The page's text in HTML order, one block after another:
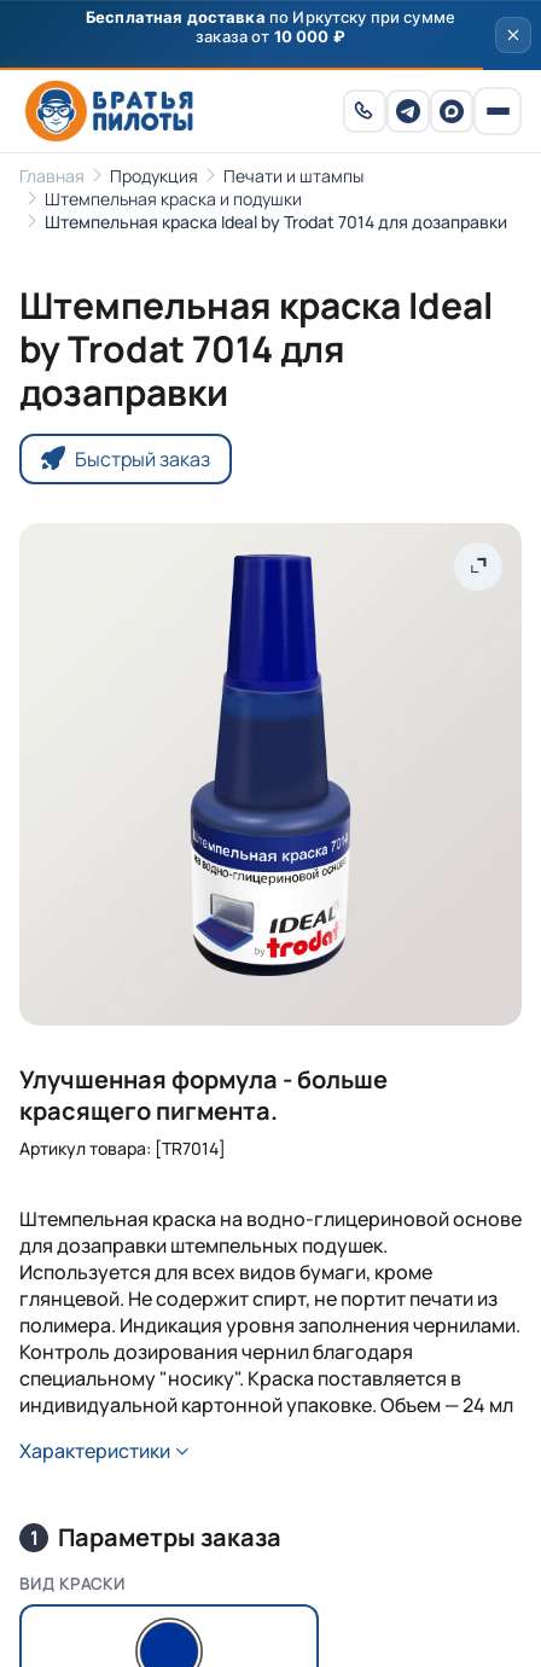
Бесплатная доставка по Иркутску при сумме
заказа от 10 000 ₽
Главная Продукция
Печати и штампы
Штемпельная краска и подушки
Штемпельная краска Ideal by Trodat 7014 для дозаправки
Штемпельная краска Ideal
by Trodat 7014 для
дозаправки
Быстрый заказ
Улучшенная формула - больше
красящего пигмента.
Артикул товара: [TR7014]
Штемпельная краска на водно-глицериновой основе
для дозаправки штемпельных подушек.
Используется для всех видов бумаги, кроме
глянцевой. Не содержит спирт, не портит печати из
полимера. Индикация уровня заполнения чернилами.
Контроль дозирования чернил благодаря
специальному "носику". Краска поставляется в
индивидуальной картонной упаковке. Объем — 24 мл
Характеристики
1 Параметры заказа
ВИД КРАСКИ